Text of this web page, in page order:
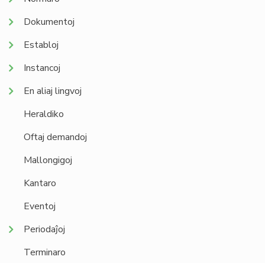
Dokumentoj
Establoj
Instancoj
En aliaj lingvoj
Heraldiko
Oftaj demandoj
Mallongigoj
Kantaro
Eventoj
Periodaĵoj
Terminaro